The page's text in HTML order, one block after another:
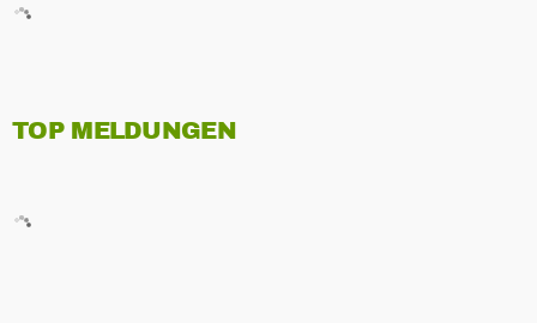
TOP MELDUNGEN